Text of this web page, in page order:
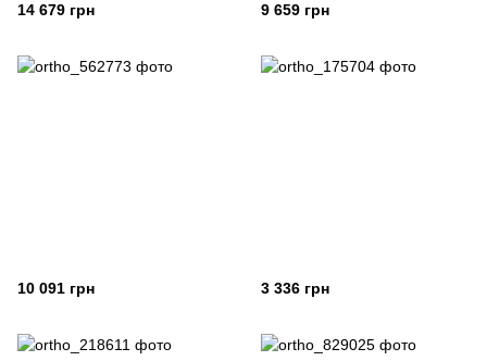
14 679 грн 9 659 грн
10 091 грн 3 336 грн